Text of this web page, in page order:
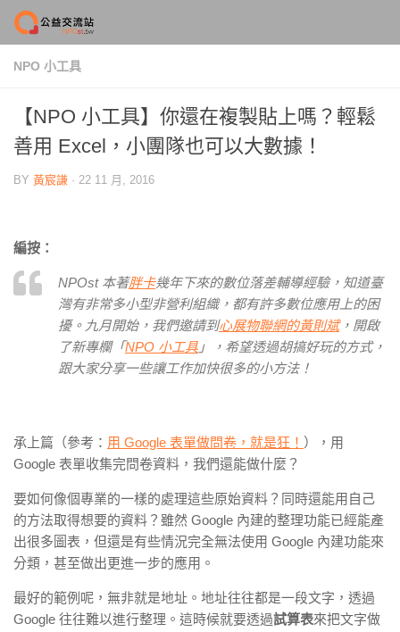
Skip to content
NPO 小工具
【NPO 小工具】你還在複製貼上嗎？輕鬆
善用 Excel，小團隊也可以大數據！
BY 黃宸謙 · 22 11 月, 2016
編按：
NPOst 本著胖卡幾年下來的數位落差輔導經驗，知道臺
灣有非常多小型非營利組織，都有許多數位應用上的困
擾。九月開始，我們邀請到心展物聯網的黃則斌，開啟
了新專欄「NPO 小工具 」，希望透過胡搞好玩的方式，
跟大家分享一些讓工作加快很多的小方法！
承上篇（參考： 用 Google 表單做問卷，就是狂！ ），用
Google 表單收集完問卷資料，我們還能做什麼？
要如何像個專業的一樣的處理這些原始資料？同時還能用自己
的方法取得想要的資料？雖然 Google 內建的整理功能已經能產
出很多圖表，但還是有些情況完全無法使用 Google 內建功能來
分類，甚至做出更進一步的應用。
最好的範例呢，無非就是地址。地址往往都是一段文字，透過
Google 往往難以進行整理。 這時候就要透過試算表來把文字做